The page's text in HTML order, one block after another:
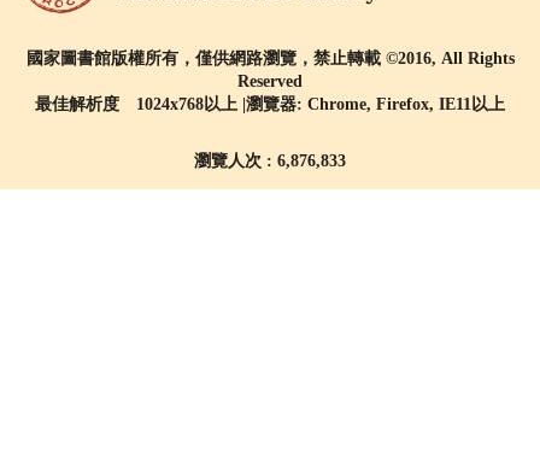
國家圖書館版權所有，僅供網路瀏覽，禁止轉載 ©2016, All Rights
Reserved
最佳解析度 1024x768以上 |瀏覽器: Chrome, Firefox, IE11以上
瀏覽人次 : 6,876,833